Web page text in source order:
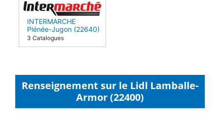
INTERMARCHE
Plénée-Jugon (22640)
3 Catalogues
Renseignement sur le Lidl Lamballe-
Armor (22400)